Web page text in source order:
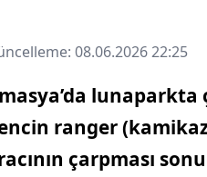
08.06.2026 22:25
lunaparkta
ranger
çarpması